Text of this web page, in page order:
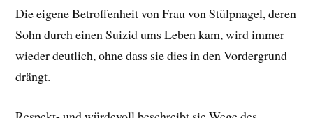
Die eigene Betroffenheit von Frau von Stülpnagel, deren
Sohn durch einen Suizid ums Leben kam, wird immer
wieder deutlich, ohne dass sie dies in den Vordergrund
drängt.